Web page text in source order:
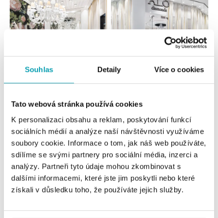
Souhlas Detaily Více o cookies
Tato webová stránka používá cookies
K personalizaci obsahu a reklam, poskytování funkcí
sociálních médií a analýze naší návštěvnosti využíváme
soubory cookie. Informace o tom, jak náš web používáte,
sdílíme se svými partnery pro sociální média, inzerci a
analýzy. Partneři tyto údaje mohou zkombinovat s
dalšími informacemi, které jste jim poskytli nebo které
získali v důsledku toho, že používáte jejich služby.
Ostrava
Jantarová 3344/4, 702 00 Ostrava-Moravská Ostrava
tel.: +420 603 166 013, +420 603 565 187
dnes otevřeno od 09:00
ALO diamonds OC Nový Smíchov, Praha 5
tel.: +420 603 192 388, +420 733 546 889